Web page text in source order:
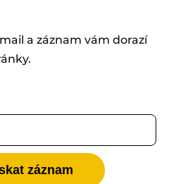
a záznam vám dorazí
záznam